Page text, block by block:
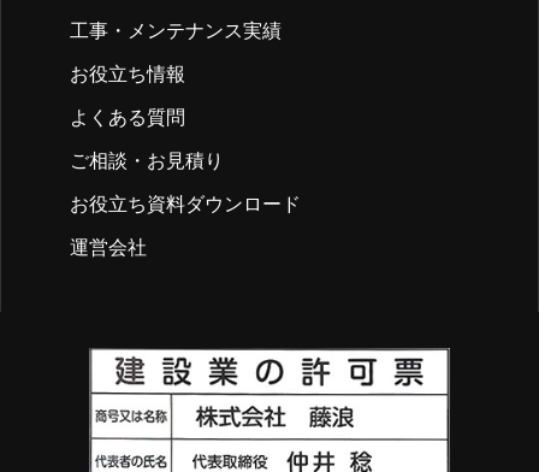
工事・メンテナンス実績
お役立ち情報
よくある質問
ご相談・お見積り
お役立ち資料ダウンロード
運営会社